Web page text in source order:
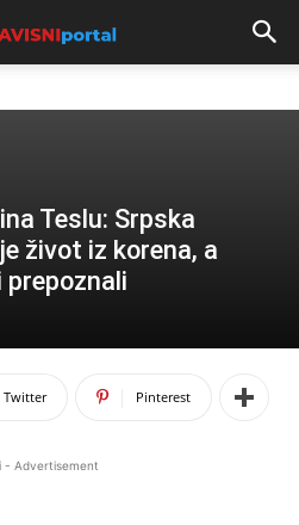
Teslu: Srpska
život iz korena, a
prepoznali
Twitter Pinterest
- Advertisement